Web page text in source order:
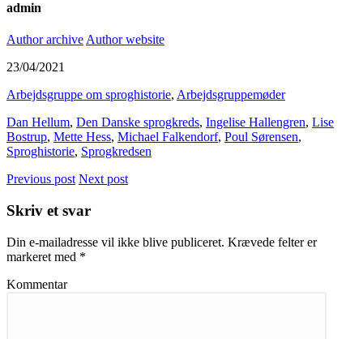
admin
Author archive Author website
23/04/2021
Arbejdsgruppe om sproghistorie, Arbejdsgruppemøder
Dan Hellum, Den Danske sprogkreds, Ingelise Hallengren, Lise
Bostrup, Mette Hess, Michael Falkendorf, Poul Sørensen,
Sproghistorie, Sprogkredsen
Previous post Next post
Skriv et svar
Din e-mailadresse vil ikke blive publiceret. Krævede felter er
markeret med *
Kommentar